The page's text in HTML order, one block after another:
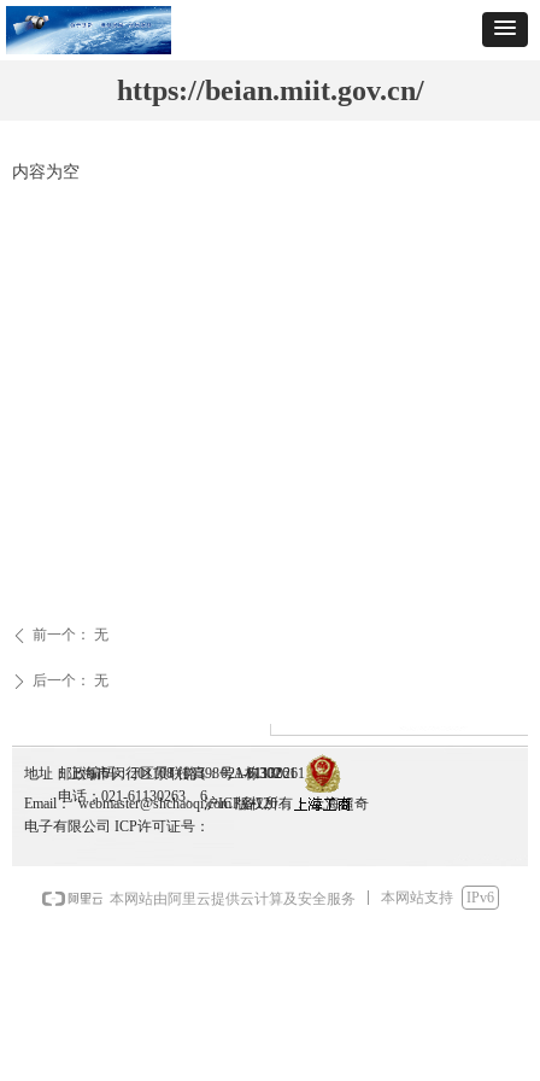
https://beian.miit.gov.cn/
内容为空
ꄴ 前一个： 无
ꄲ 后一个： 无
Email： webmaster@shchaoqi.com 版权所有： 上海超奇
电子有限公司 ICP许可证号：
邮政编码：201108 传真：021-61130261
电话：021-61130263、6
地址：上海市闵行区景联路398号A栋302
沪ICP备12036095号-1
1130261
本网站由阿里云提供云计算及安全服务 本网站支持 IPv6